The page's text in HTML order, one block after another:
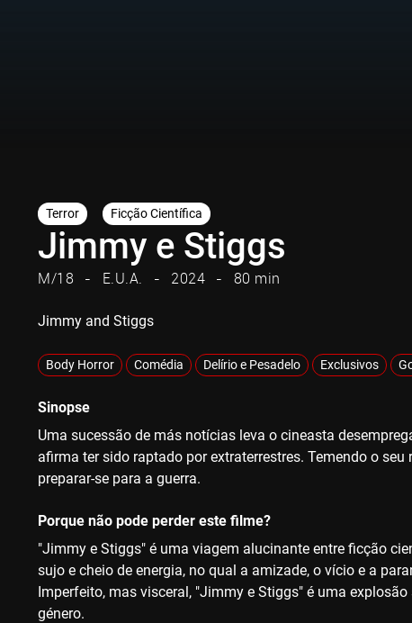
Terror Ficção Científica
Jimmy e Stiggs
M/18 E.U.A. 2024 80 min
Jimmy and Stiggs
Body Horror Comédia Delírio e Pesadelo Exclusivos
Sinopse
Uma sucessão de más notícias leva o cineasta
afirma ter sido raptado por extraterrestres. Temendo o
preparar-se para a guerra.
Porque não pode perder este filme?
"Jimmy e Stiggs" é uma viagem alucinante entre ficção
sujo e cheio de energia, no qual a amizade, o vício e a
Imperfeito, mas visceral, "Jimmy e Stiggs" é uma
género.